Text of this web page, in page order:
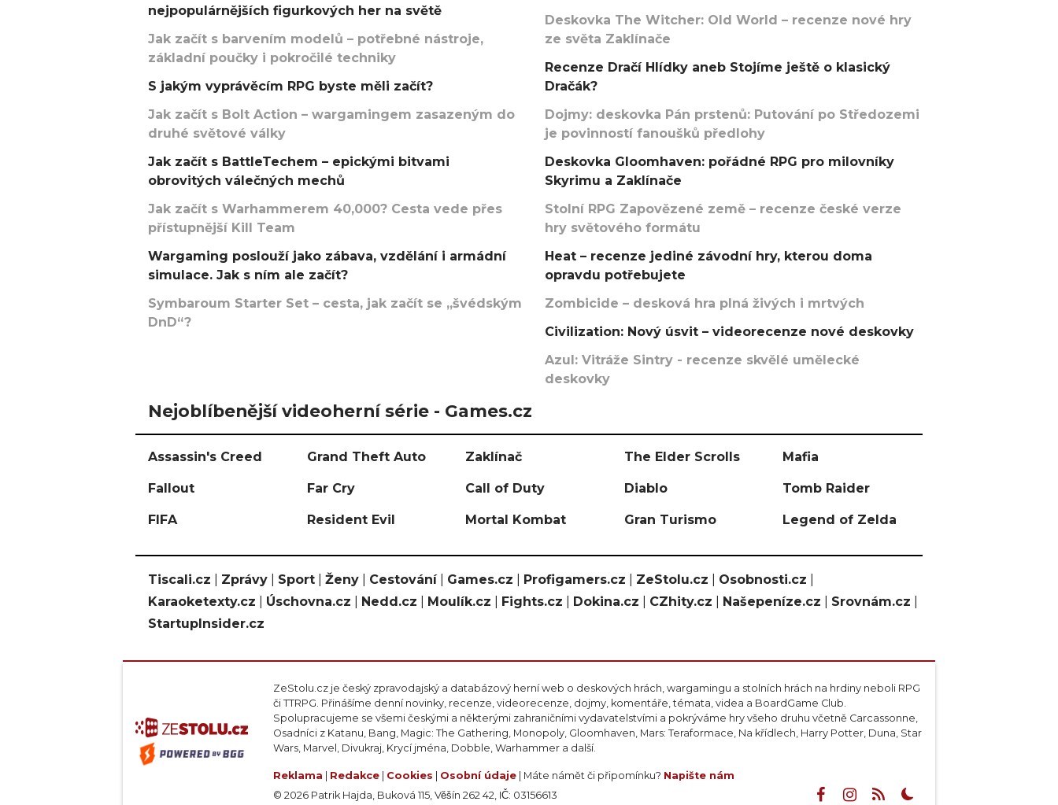
nejpopulárnějších figurkových her na světě
Jak začít s barvením modelů – potřebné nástroje,
základní poučky i pokročilé techniky
S jakým vyprávěcím RPG byste měli začít?
Jak začít s Bolt Action – wargamingem zasazeným do
druhé světové války
Jak začít s BattleTechem – epickými bitvami
obrovitých válečných mechů
Jak začít s Warhammerem 40,000? Cesta vede přes
přístupnější Kill Team
Wargaming poslouží jako zábava, vzdělání i armádní
simulace. Jak s ním ale začít?
Symbaroum Starter Set – cesta, jak začít se „švédským
DnD“?
Deskovka The Witcher: Old World – recenze nové hry
ze světa Zaklínače
Recenze Dračí Hlídky aneb Stojíme ještě o klasický
Dračák?
Dojmy: deskovka Pán prstenů: Putování po Středozemi
je povinností fanoušků předlohy
Deskovka Gloomhaven: pořádné RPG pro milovníky
Skyrimu a Zaklínače
Stolní RPG Zapovězené země – recenze české verze
hry světového formátu
Heat – recenze jediné závodní hry, kterou doma
opravdu potřebujete
Zombicide – desková hra plná živých i mrtvých
Civilization: Nový úsvit – videorecenze nové deskovky
Azul: Vitráže Sintry - recenze skvělé umělecké
deskovky
Nejoblíbenější videoherní série - Games.cz
Assassin's Creed Grand Theft Auto Zaklínač The Elder Scrolls Mafia
Fallout Far Cry Call of Duty Diablo Tomb Raider
FIFA Resident Evil Mortal Kombat Gran Turismo Legend of Zelda
Tiscali.cz Zprávy Sport Ženy Cestování| Games.cz Profigamers.cz ZeStolu.cz Osobnosti.cz
Karaoketexty.cz
Úschovna.cz Nedd.cz Moulík.cz Fights.cz Dokina.cz CZhity.cz Našepeníze.cz Srovnám.cz
StartupInsider.cz
ZeStolu.cz je český zpravodajský a databázový herní web o deskových hrách, wargamingu a stolních hrách na hrdiny neboli RPG
či TTRPG. Přinášíme denní novinky, recenze, videorecenze, dojmy, komentáře, témata, videa a BoardGame Club.
Spolupracujeme se všemi českými a některými zahraničními vydavatelstvími a pokrýváme hry všeho druhu včetně Carcassonne,
Osadníci z Katanu, Bang, Magic: The Gathering, Monopoly, Gloomhaven, Mars: Teraformace, Na křídlech, Harry Potter, Duna, Star
Wars, Marvel, Divukraj, Krycí jména, Dobble, Warhammer a další.
Reklama Redakce Cookies Osobní údaje | Máte námět či připomínku? Napište nám
© 2026 Patrik Hajda, Buková 115, Věšín 262 42, IČ: 03156613